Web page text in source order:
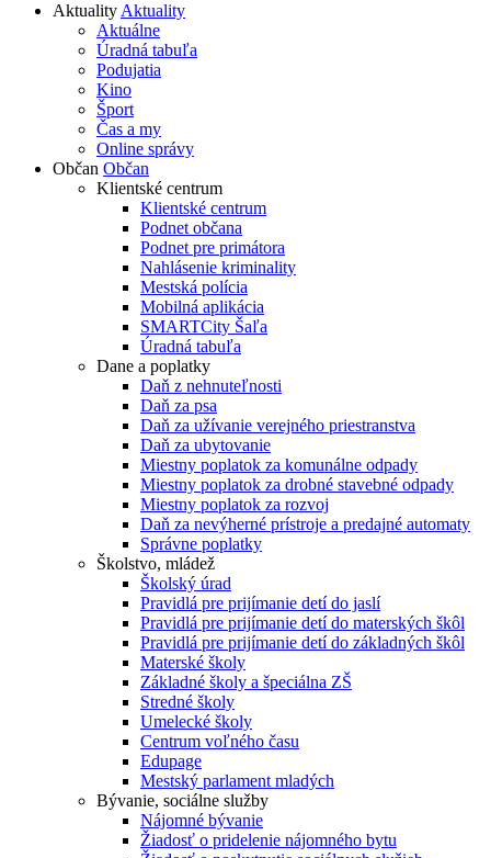
AktualityAktuality
Aktuálne
Úradná tabuľa
Podujatia
Kino
Šport
Čas a my
Online správy
Občan Občan
Klientské centrum
Klientské centrum
Podnet občana
Podnet pre primátora
Nahlásenie kriminality
Mestská polícia
Mobilná aplikácia
SMARTCity Šaľa
Úradná tabuľa
Dane a poplatky
Daň z nehnuteľnosti
Daň za psa
Daň za užívanie verejného priestranstva
Daň za ubytovanie
Miestny poplatok za komunálne odpady
Miestny poplatok za drobné stavebné odpady
Miestny poplatok za rozvoj
Daň za nevýherné prístroje a predajné automaty
Správne poplatky
Školstvo, mládež
Školský úrad
Pravidlá pre prijímanie detí do jaslí
Pravidlá pre prijímanie detí do materských škôl
Pravidlá pre prijímanie detí do základných škôl
Materské školy
Základné školy a špeciálna ZŠ
Stredné školy
Umelecké školy
Centrum voľného času
Edupage
Mestský parlament mladých
Bývanie, sociálne služby
Nájomné bývanie
Žiadosť o pridelenie nájomného bytu